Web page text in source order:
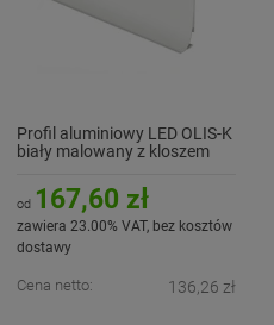
Profil aluminiowy LED OLIS-K
biały malowany z kloszem
od 167,60 zł
zawiera 23.00% VAT, bez kosztów
dostawy
Cena netto: 136,26 zł